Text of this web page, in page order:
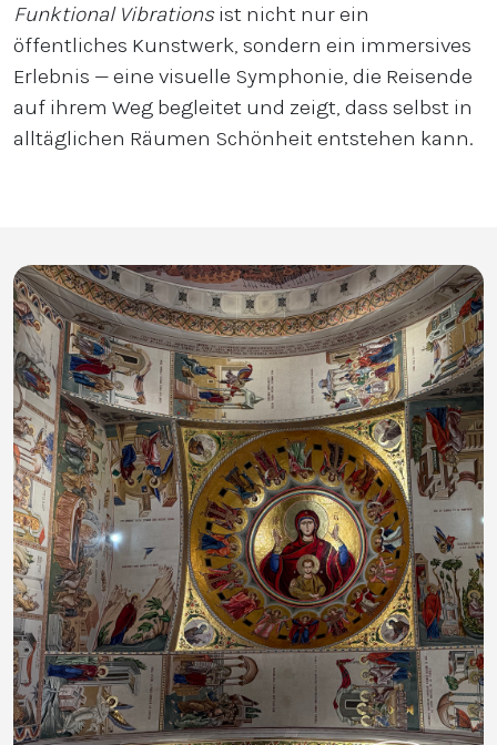
Funktional Vibrationsist nicht nur ein
öffentliches Kunstwerk, sondern ein immersives
Erlebnis — eine visuelle Symphonie, die Reisende
auf ihrem Weg begleitet und zeigt, dass selbst in
alltäglichen Räumen Schönheit entstehen kann.